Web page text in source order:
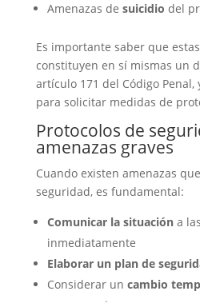
Amenazas de suicidio del
Es importante saber que
constituyen en sí mismas un
artículo 171 del Código Penal,
para solicitar medidas de
Protocolos de
amenazas graves
Cuando existen amenazas
seguridad, es fundamental:
Comunicar la situacióna
inmediatamente
Elaborar un plan de
Considerar un cambio